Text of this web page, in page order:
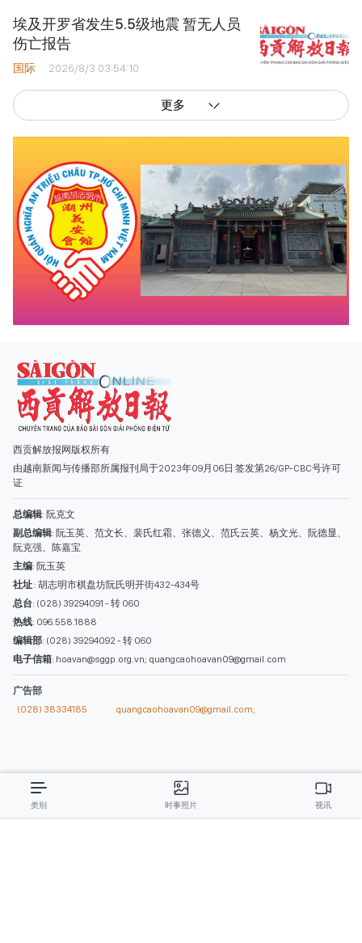
埃及开罗省发生5.5级地震 暂无人员
伤亡报告
国际 2026/8/3 03:54:10
更多
西贡解放报网版权所有
由越南新闻与传播部所属报刊局于2023年09月06日 签发第26/GP-CBC号许可
证
总编辑: 阮克文
副总编辑: 阮玉英、范文长、裴氏红霜、张德义、范氏云英、杨文光、阮德显、
阮克强、陈嘉宝
主编: 阮玉英
社址 : 胡志明市棋盘坊阮氏明开街432-434号
总台: (028) 39294091 - 转 060
热线: 096.558.1888
编辑部: (028) 39294092 - 转 060
电子信箱: hoavan@sggp.org.vn; quangcaohoavan09@gmail.com
广告部
(028) 38334185
quangcaohoavan09@gmail.com;
类别 时事照片 视讯